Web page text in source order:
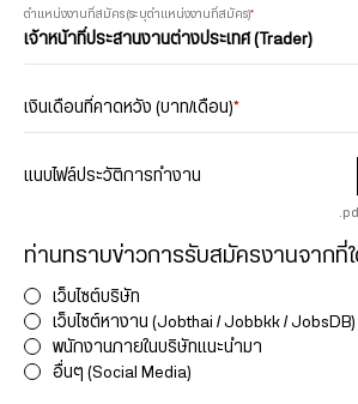
ตำแหน่งงานที่สมัคร (ระบุตำแหน่งงานที่สมัคร)*
เงินเดือนที่คาดหวัง (บาท/เดือน)*
แนบไฟล์ประวัติการทำงาน
ท่านทราบข่าวการรับสมัครงานจากที่ใ
เว็บไซต์บริษัท
เว็บไซต์หางาน (Jobthai / Jobbkk / JobsDB)
พนักงานภายในบริษัทแนะนำมา
อื่นๆ (Social Media)